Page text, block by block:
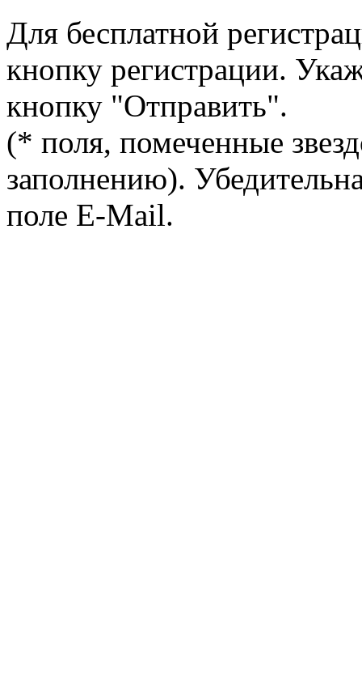
Для бесплатной
кнопку регистрации.
кнопку "Отправить".
(* поля, помеченные
заполнению).
поле E-Mail.